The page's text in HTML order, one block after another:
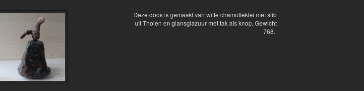
Deze doos is gemaakt van witte chamotteklei met slib
uit Tholen en glansglazuur met tak als knop. Gewicht
768.